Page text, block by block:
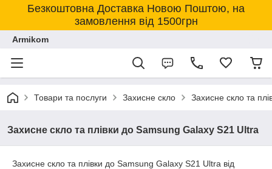
Безкоштовна Доставка Новою Поштою, на
замовлення від 1500грн
Armikom
Товари та послуги Захисне скло Захисне скло та
Захисне скло та плівки до Samsung Galaxy S21 Ultra
Захисне скло та плівки до Samsung Galaxy S21 Ultra від